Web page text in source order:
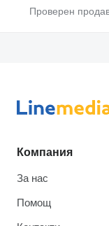
Компания
За нас
Помощ